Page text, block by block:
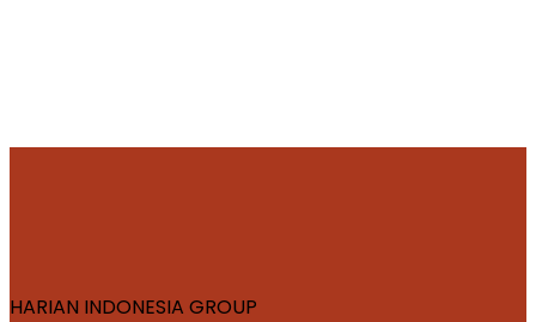
HARIAN INDONESIA GROUP